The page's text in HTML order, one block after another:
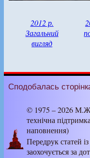
2012 р.
Загальний
вигляд
Сподобалась
© 1975 – 2026
технічна
наповнення)
Передрук статей
заохочується за